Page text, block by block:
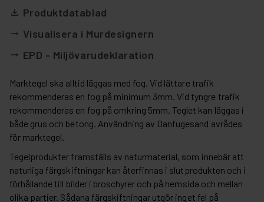
file_download Produktdatablad
arrow_right_alt Visualisera i Murdesignern
arrow_right_alt EPD - Miljövarudeklaration
Marktegel ska alltid läggas med fog. Vid lättare trafik
rekommenderas en fog på minimum 3mm. Vid tyngre trafik
rekommenderas en fog på omkring 5mm. Teglet kan läggas i
både grus och betong. Användning av Danfugesand avrådes
för marktegel.
Tegelprodukter framställs av naturmaterial, som innebär att
naturliga färgskiftningar kan återfinnas i slutprodukten och i
förhållande till bilder i broschyrer och på hemsida och mellan
olika partier. Sådana färgskiftningar utgör inget fel på